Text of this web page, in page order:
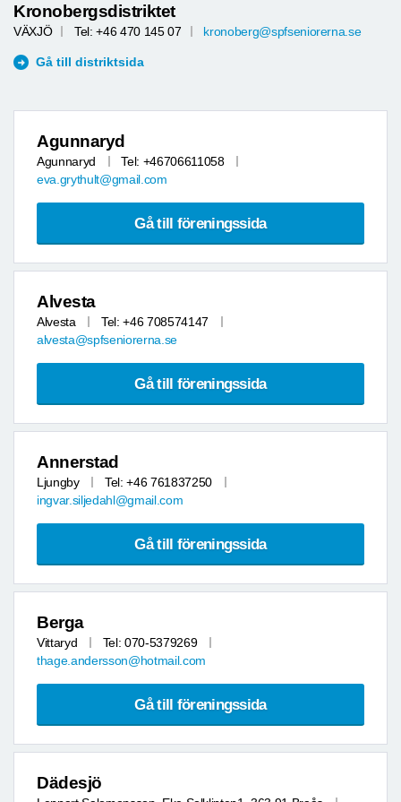
Kronobergsdistriktet
VÄXJÖ Tel: +46 470 145 07 kronoberg@spfseniorerna.se
Gå till distriktsida
Agunnaryd
Agunnaryd
Tel: +46706611058
eva.grythult@gmail.com
Gå till föreningssida
Alvesta
Alvesta
Tel: +46 708574147
alvesta@spfseniorerna.se
Gå till föreningssida
Annerstad
Ljungby
Tel: +46 761837250
ingvar.siljedahl@gmail.com
Gå till föreningssida
Berga
Vittaryd
Tel: 070-5379269
thage.andersson@hotmail.com
Gå till föreningssida
Dädesjö